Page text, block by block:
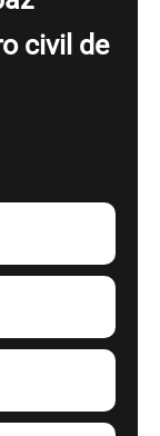
civil de